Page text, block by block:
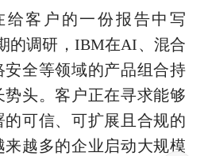
给客户的一份报告中写
的调研，IBM在AI、混合
安全等领域的产品组合持
头。客户正在寻求能够
可信、可扩展且合规的
越多的企业启动大规模